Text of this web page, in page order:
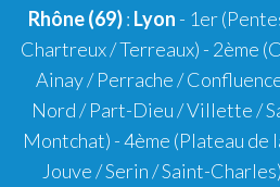
Rhône (69): Lyon - 1er
Chartreux / Terreaux) - 2ème
Ainay / Perrache /
Nord / Part-Dieu / Villette /
Montchat) -4ème (Plateau de
Jouve / Serin / Saint-